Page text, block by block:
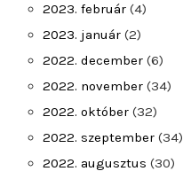
2023. február (4)
2023. január (2)
2022. december (6)
2022. november (34)
2022. október (32)
2022. szeptember (34)
2022. augusztus (30)